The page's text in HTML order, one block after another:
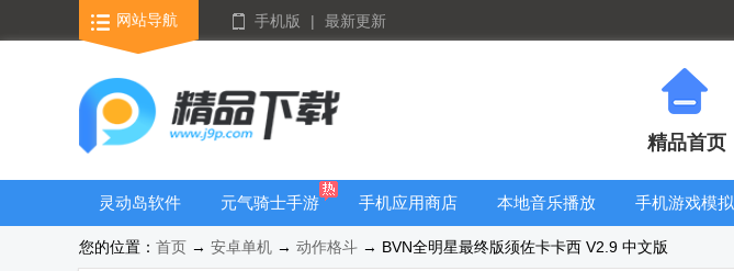
网站导航 手机版 | 最新更新
精品首页
灵动岛软件
元气骑士手游
大全
手机应用商店
本地音乐播放
器
手机游戏模拟
器安卓版合集
您的位置： 首页 → 安卓单机 → 动作格斗 → BVN全明星最终版须佐卡卡西 V2.9 中文版